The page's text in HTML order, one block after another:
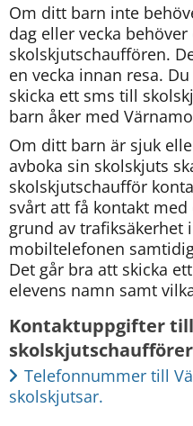
Om ditt barn inte
dag eller vecka
skolskjutschauffören.
en vecka innan resa.
skicka ett sms till
barn åker med
Om ditt barn är sjuk
avboka sin skolskjuts
skolskjutschaufför
svårt att få kontakt
grund av trafiksäkerhet
mobiltelefonen
Det går bra att skicka
elevens namn samt
Kontaktuppgifter till
Telefonnummer till
skolskjutsar.